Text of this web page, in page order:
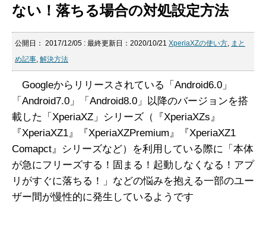
ない！落ちる場合の対処設定方法
公開日： 2017/12/05 : 最終更新日：2020/10/21 XperiaXZの使い方, まと
め記事, 解決方法
Googleからリリースされている「Android6.0」
「Android7.0」「Android8.0」以降のバージョンを搭
載した「XperiaXZ」シリーズ（『XperiaXZs』
『XperiaXZ1』『XperiaXZPremium』『XperiaXZ1
Comapct』シリーズなど）を利用している際に「本体
が急にフリーズする！固まる！起動しなくなる！アプ
リがすぐに落ちる！」などの悩みを抱える一部のユー
ザー間が慢性的に発生しているようです